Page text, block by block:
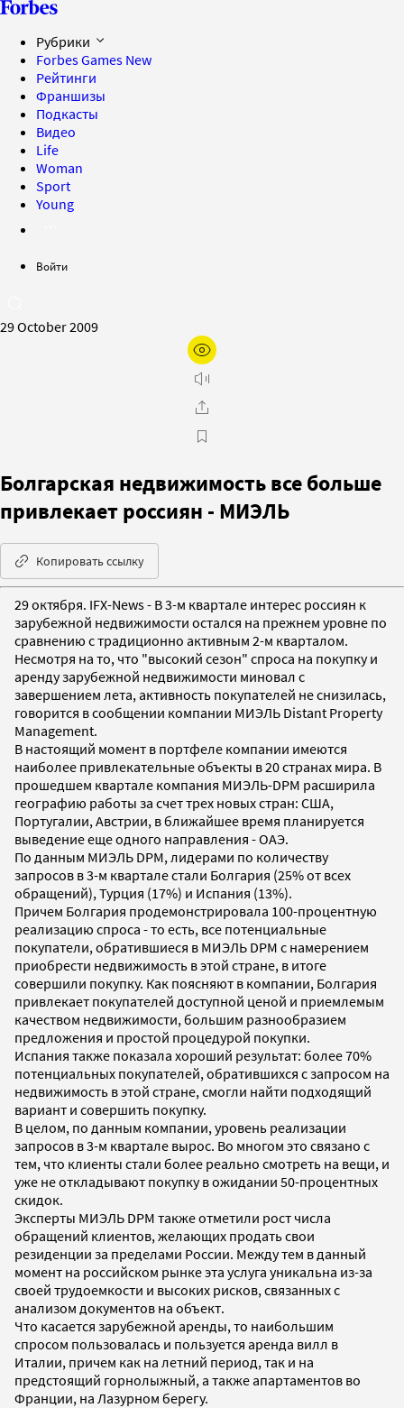
Рубрики
Forbes Games New
Рейтинги
Франшизы
Подкасты
Видео
Life
Woman
Sport
Young
Войти
29 October 2009
Болгарская недвижимость все больше
привлекает россиян - МИЭЛЬ
Копировать ссылку
29 октября. IFX-News - В 3-м квартале интерес россиян к
зарубежной недвижимости остался на прежнем уровне по
сравнению с традиционно активным 2-м кварталом.
Несмотря на то, что "высокий сезон" спроса на покупку и
аренду зарубежной недвижимости миновал с
завершением лета, активность покупателей не снизилась,
говорится в сообщении компании МИЭЛЬ Distant Property
Management.
В настоящий момент в портфеле компании имеются
наиболее привлекательные объекты в 20 странах мира. В
прошедшем квартале компания МИЭЛЬ-DPM расширила
географию работы за счет трех новых стран: США,
Португалии, Австрии, в ближайшее время планируется
выведение еще одного направления - ОАЭ.
По данным МИЭЛЬ DPM, лидерами по количеству
запросов в 3-м квартале стали Болгария (25% от всех
обращений), Турция (17%) и Испания (13%).
Причем Болгария продемонстрировала 100-процентную
реализацию спроса - то есть, все потенциальные
покупатели, обратившиеся в МИЭЛЬ DPM с намерением
приобрести недвижимость в этой стране, в итоге
совершили покупку. Как поясняют в компании, Болгария
привлекает покупателей доступной ценой и приемлемым
качеством недвижимости, большим разнообразием
предложения и простой процедурой покупки.
Испания также показала хороший результат: более 70%
потенциальных покупателей, обратившихся с запросом на
недвижимость в этой стране, смогли найти подходящий
вариант и совершить покупку.
В целом, по данным компании, уровень реализации
запросов в 3-м квартале вырос. Во многом это связано с
тем, что клиенты стали более реально смотреть на вещи, и
уже не откладывают покупку в ожидании 50-процентных
скидок.
Эксперты МИЭЛЬ DPM также отметили рост числа
обращений клиентов, желающих продать свои
резиденции за пределами России. Между тем в данный
момент на российском рынке эта услуга уникальна из-за
своей трудоемкости и высоких рисков, связанных с
анализом документов на объект.
Что касается зарубежной аренды, то наибольшим
спросом пользовалась и пользуется аренда вилл в
Италии, причем как на летний период, так и на
предстоящий горнолыжный, а также апартаментов во
Франции, на Лазурном берегу.